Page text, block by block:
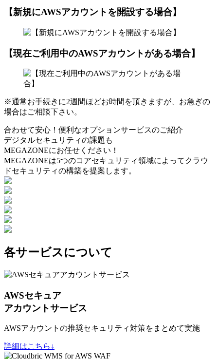
【新規にAWSアカウントを開設する場合】
【現在ご利用中のAWSアカウントがある場合】
※通常お手続きに2週間ほどお時間を頂きますが、お急ぎの
場合はご相談下さい。
合わせて安心！便利なオプションサービスのご紹介
デジタルセキュリティの課題も
MEGAZONEにお任せください！
MEGAZONEは5つのコアセキュリティ領域によってクラウ
ドセキュリティの構築を提案します。
各サービスについて
AWSセキュア
アカウントサービス
AWSアカウントの推奨セキュリティ対策をまとめて実施
詳細はこちら↓